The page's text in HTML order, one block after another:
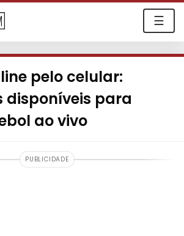
☰
pelo celular:
disponíveis para
ao vivo
PUBLICIDADE